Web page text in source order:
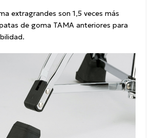
extragrandes son 1,5 veces más
de goma TAMA anteriores para